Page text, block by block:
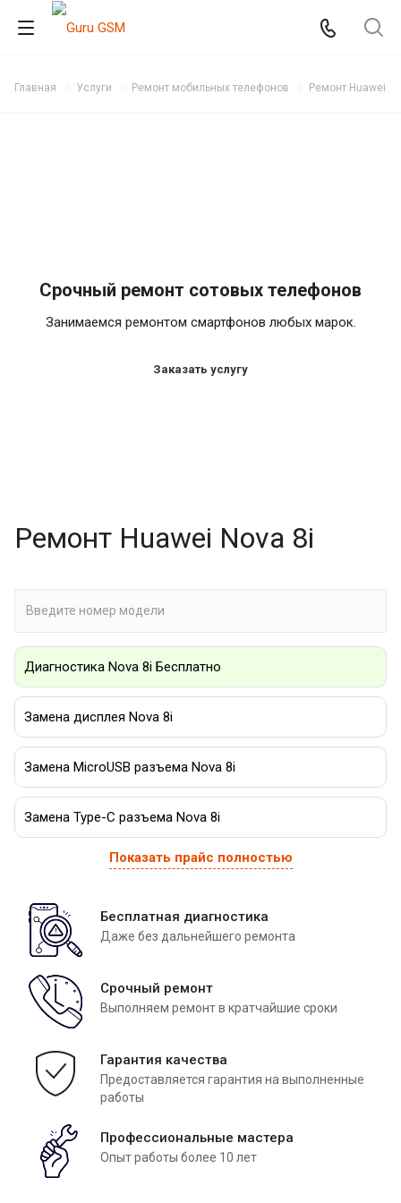
Главная Услуги Ремонт мобильных телефонов Ремонт Huawei
Срочный ремонт сотовых телефонов
Занимаемся ремонтом смартфонов любых марок.
Заказать услугу
Ремонт Huawei Nova 8i
Диагностика Nova 8i Бесплатно
Замена дисплея Nova 8i
Замена MicroUSB разъема Nova 8i
Замена Type-C разъема Nova 8i
Показать прайс полностью
Бесплатная диагностика
Даже без дальнейшего ремонта
Срочный ремонт
Выполняем ремонт в кратчайшие сроки
Гарантия качества
Предоставляется гарантия на выполненные
работы
Профессиональные мастера
Опыт работы более 10 лет